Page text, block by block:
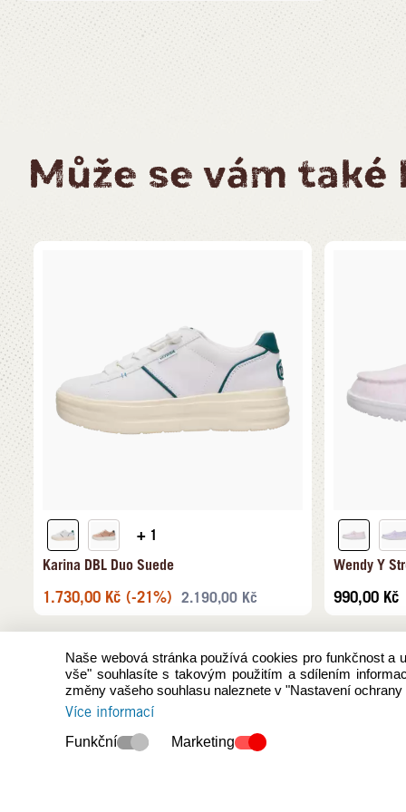
Může se vám
+ 1
Karina DBL Duo Suede
1.730,00 Kč (-21%) 2.190,00 Kč
Wendy Y
990,00 Kč
Naše webová stránka používá cookies pro funkčnost a
vše" souhlasíte s takovým použitím a sdílením
změny vašeho souhlasu naleznete v "Nastavení
Více informací
Funkční Marketing